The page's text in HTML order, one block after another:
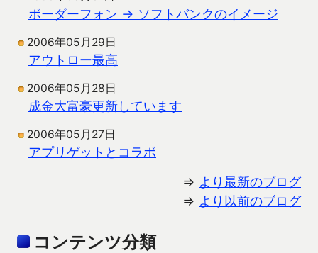
ボーダーフォン → ソフトバンクのイメージ
2006年05月29日
アウトロー最高
2006年05月28日
成金大富豪更新しています
2006年05月27日
アプリゲットとコラボ
⇒ より最新のブログ
⇒ より以前のブログ
コンテンツ分類